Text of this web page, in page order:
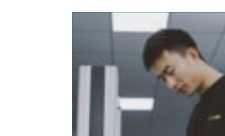
bygger på att man blåser
in isolerande material
ofta cellulosa, tr&au...